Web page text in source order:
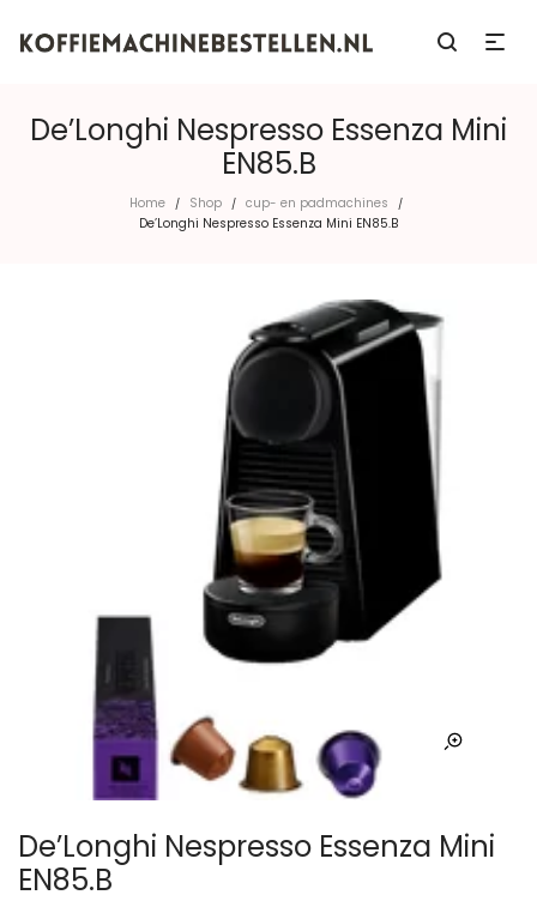
De’Longhi Nespresso Essenza Mini
EN85.B
Home / Shop / cup- en padmachines /
De’Longhi Nespresso Essenza Mini EN85.B
De’Longhi Nespresso Essenza Mini
EN85.B